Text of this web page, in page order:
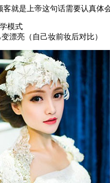
客就是上帝这句话需要认真体
模式
漂亮（自己妆前妆后对比）